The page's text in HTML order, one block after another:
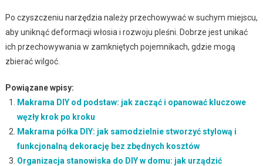
Po czyszczeniu narzędzia należy przechowywać w suchym miejscu,
aby uniknąć deformacji włosia i rozwoju pleśni. Dobrze jest unikać
ich przechowywania w zamkniętych pojemnikach, gdzie mogą
zbierać wilgoć.
Powiązane wpisy:
Makrama DIY od podstaw: jak zacząć i opanować kluczowe
węzły krok po kroku
Makrama półka DIY: jak samodzielnie stworzyć stylową i
funkcjonalną dekorację bez zbędnych kosztów
Organizacja stanowiska do DIY w domu: jak urządzić